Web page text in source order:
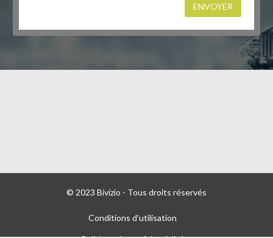
ENVOYER
© 2023 Bivizio - Tous droits réservés
Conditions d'utilisation